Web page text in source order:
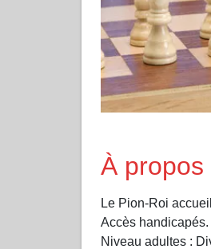
À propos
Le Pion-Roi
Accès handicapés.
Niveau adultes :